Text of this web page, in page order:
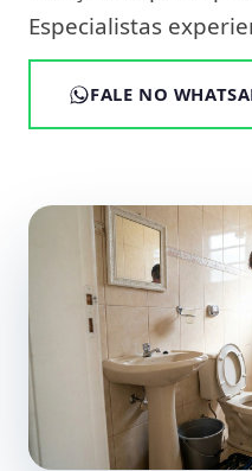
Especialistas
FALE NO